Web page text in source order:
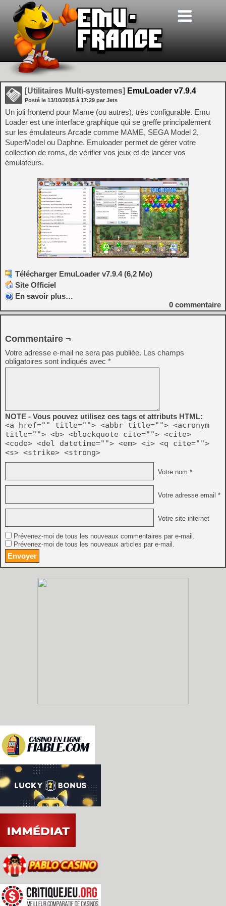
[Utilitaires Multi-systemes] EmuLoader v7.9.4
Posté le 13/10/2015 à 17:29 par Jets
Un joli frontend pour Mame (ou autres), très configurable. Emu
Loader est une interface graphique qui se greffe principalement
sur les émulateurs Arcade comme MAME, SEGA Model 2,
SuperModel ou Daphne. Emuloader permet de gérer votre
collection de roms, de vérifier vos jeux et de lancer vos
émulateurs.
Télécharger EmuLoader v7.9.4 (6,2 Mo)
Site Officiel
En savoir plus…
0 commentaire
Commentaire ¬
Votre adresse e-mail ne sera pas publiée. Les champs
obligatoires sont indiqués avec *
NOTE - Vous pouvez utilisez ces tags et attributs HTML:
<a href="" title=""> <abbr title=""> <acronym
title=""> <b> <blockquote cite=""> <cite>
<code> <del datetime=""> <em> <i> <q cite="">
<s> <strike> <strong>
Votre nom *
Votre adresse email *
Votre site internet
Prévenez-moi de tous les nouveaux commentaires par e-mail.
Prévenez-moi de tous les nouveaux articles par e-mail.